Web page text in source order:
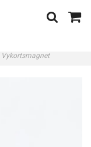
Vykortsmagnet